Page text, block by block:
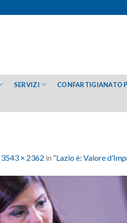
SERVIZI CONFARTIGIANATO
3543 × 2362 in “Lazio è: Valore